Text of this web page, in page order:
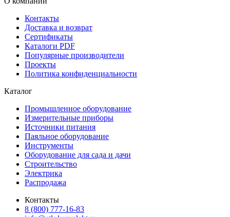
Контакты
Доставка и возврат
Сертификаты
Каталоги PDF
Популярные производители
Проекты
Политика конфиденциальности
Каталог
Промышленное оборудование
Измерительные приборы
Источники питания
Паяльное оборудование
Инструменты
Оборудование для сада и дачи
Строительство
Электрика
Распродажа
Контакты
8 (800) 777-16-83